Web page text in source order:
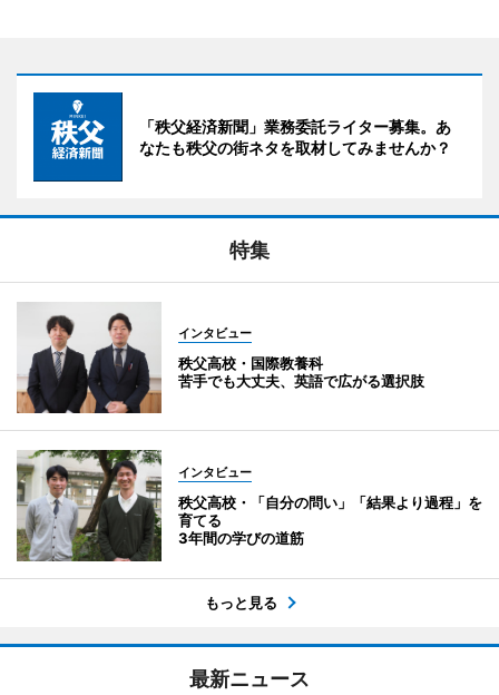
「秩父経済新聞」業務委託ライター募集。あ
なたも秩父の街ネタを取材してみませんか？
特集
インタビュー
秩父高校・国際教養科
苦手でも大丈夫、英語で広がる選択肢
インタビュー
秩父高校・「自分の問い」「結果より過程」を
育てる
3年間の学びの道筋
もっと見る
最新ニュース